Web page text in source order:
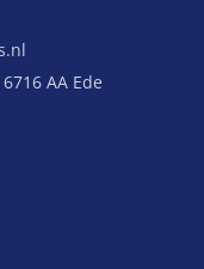
AA Ede